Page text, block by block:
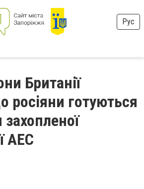
Рус
Британії
росіяни готуються
АЕС